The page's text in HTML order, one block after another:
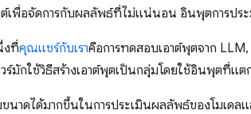
ต์เพื่อจัดการกับผลลัพธ์ที่ไม่แน่นอน อินพุตการป
งที่คุณแชร์กับเราคือการทดสอบเอาต์พุตจาก
มักใช้วิธีสร้างเอาต์พุตเป็นกลุ่มโดยใช้อินพุตที่แ
นาดได้มากขึ้นในการประเมินผลลัพธ์ของโมเดล